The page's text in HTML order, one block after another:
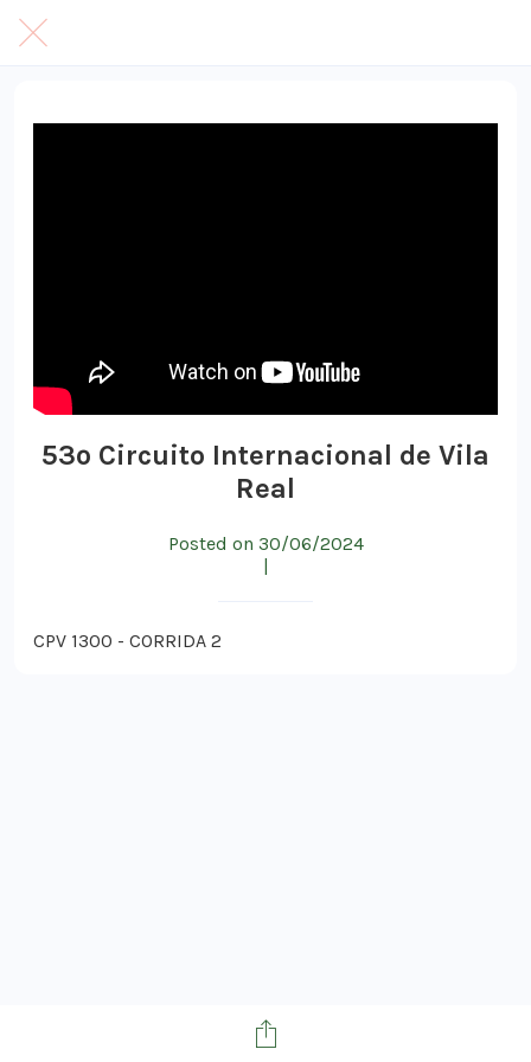
53º Circuito Internacional de Vila
Real
Posted on 30/06/2024
|
CPV 1300 - CORRIDA 2